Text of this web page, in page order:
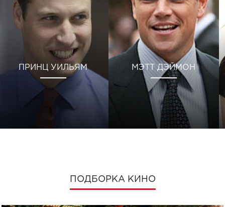
ПРИНЦ УИЛЬЯМ МЭТТ ДЭЙМОН
ПОДБОРКА КИНО